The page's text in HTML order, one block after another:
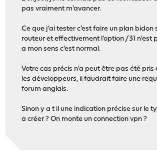
pas vraiment m'avancer.
Ce que j'ai tester c'est faire un plan bidon
routeur et effectivement l'option /31 n'est
a mon sens c'est normal.
Votre cas précis n'a peut être pas été pris
les développeurs, il faudrait faire une
forum anglais.
Sinon y a t il une indication précise sur le
a créer ? On monte un connection vpn ?